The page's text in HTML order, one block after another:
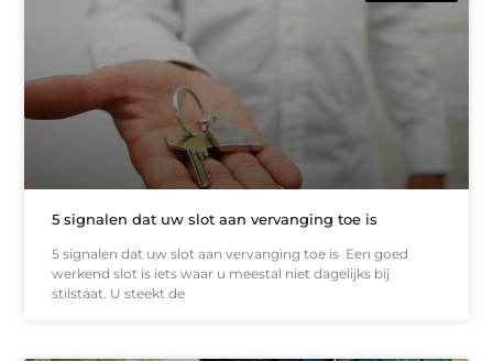
5 signalen dat uw slot aan vervanging toe is
5 signalen dat uw slot aan vervanging toe is Een goed
werkend slot is iets waar u meestal niet dagelijks bij
stilstaat. U steekt de